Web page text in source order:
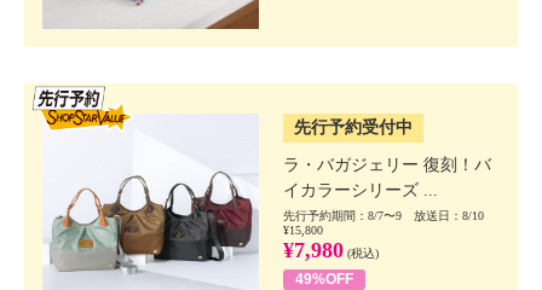
先行予約受付中
ラ・バガジェリー 復刻！バ
イカラーシリーズ ...
先行予約期間：8/7〜9 放送日：8/10
¥15,800
¥7,980 (税込)
49%OFF